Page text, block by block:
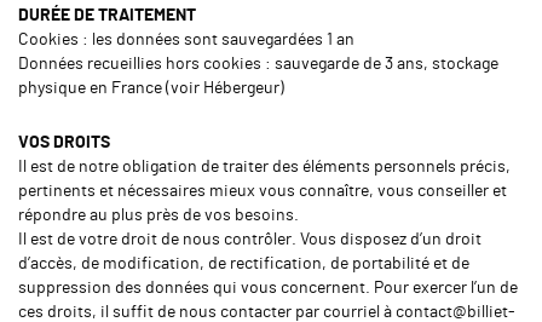
DURÉE DE TRAITEMENT
Cookies : les données sont sauvegardées 1 an
Données recueillies hors cookies : sauvegarde de 3 ans, stockage
physique en France (voir Hébergeur)
VOS DROITS
Il est de notre obligation de traiter des éléments personnels précis,
pertinents et nécessaires mieux vous connaître, vous conseiller et
répondre au plus près de vos besoins.
Il est de votre droit de nous contrôler. Vous disposez d’un droit
d’accès, de modification, de rectification, de portabilité et de
suppression des données qui vous concernent. Pour exercer l’un de
ces droits, il suffit de nous contacter par courriel à contact@billiet-